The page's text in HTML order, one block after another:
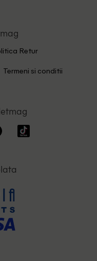
Retur
Termeni si conditii